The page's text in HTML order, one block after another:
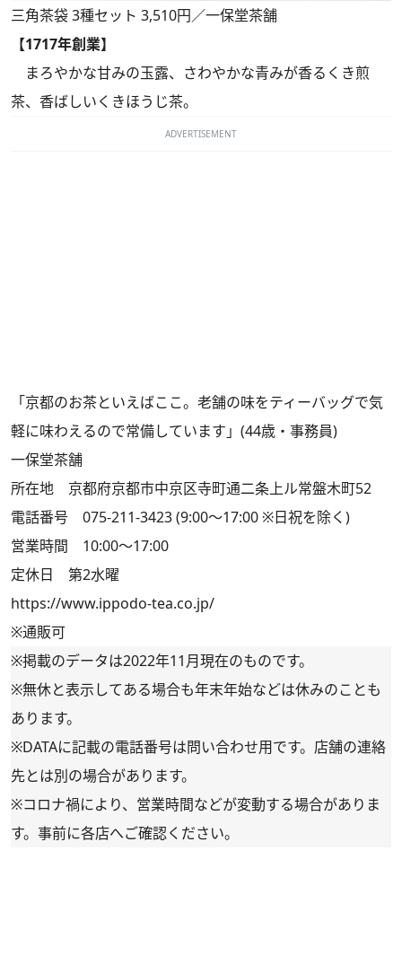
三角茶袋 3種セット 3,510円／一保堂茶舗
【1717年創業】
まろやかな甘みの玉露、さわやかな青みが香るくき煎
茶、香ばしいくきほうじ茶。
ADVERTISEMENT
「京都のお茶といえばここ。老舗の味をティーバッグで気
軽に味わえるので常備しています」(44歳・事務員)
一保堂茶舗
所在地 京都府京都市中京区寺町通二条上ル常盤木町52
電話番号 075-211-3423 (9:00～17:00 ※日祝を除く)
営業時間 10:00～17:00
定休日 第2水曜
https://www.ippodo-tea.co.jp/
※通販可
※掲載のデータは2022年11月現在のものです。
※無休と表示してある場合も年末年始などは休みのことも
あります。
※DATAに記載の電話番号は問い合わせ用です。店舗の連絡
先とは別の場合があります。
※コロナ禍により、営業時間などが変動する場合がありま
す。事前に各店へご確認ください。